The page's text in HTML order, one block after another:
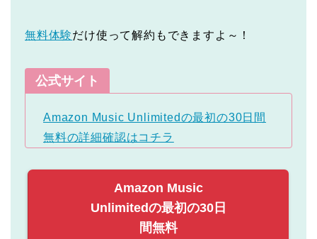
無料体験だけ使って解約もできますよ～！
公式サイト
Amazon Music Unlimitedの最初の30日間
無料の詳細確認はコチラ
Amazon Music
Unlimitedの最初の30日
間無料